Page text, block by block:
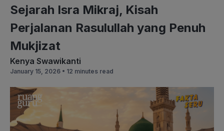
Sejarah Isra Mikraj, Kisah
Perjalanan Rasulullah yang Penuh
Mukjizat
Kenya Swawikanti
January 15, 2026 • 12 minutes read